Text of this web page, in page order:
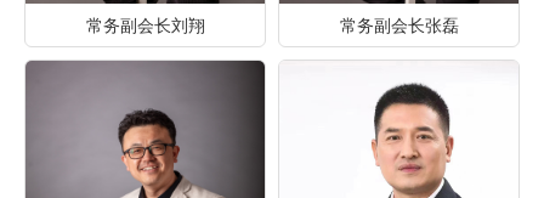
常务副会长刘翔 常务副会长张磊